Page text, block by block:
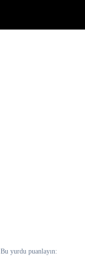
Bu yurdu puanlayın: